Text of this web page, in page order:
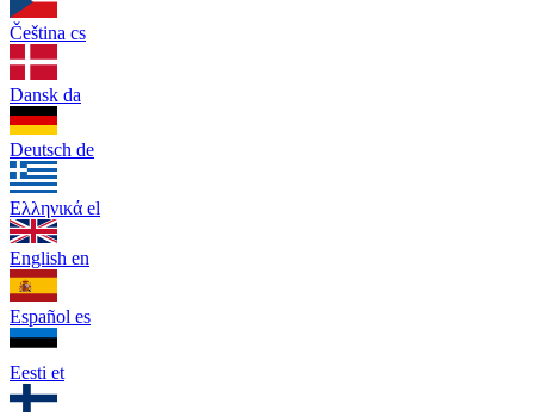
Čeština cs
Dansk da
Deutsch de
Ελληνικά el
English en
Español es
Eesti et